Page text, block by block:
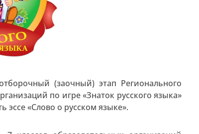
(заочный) этап Регионального
по игре «Знаток русского языка»
эссе «Слово о русском языке».